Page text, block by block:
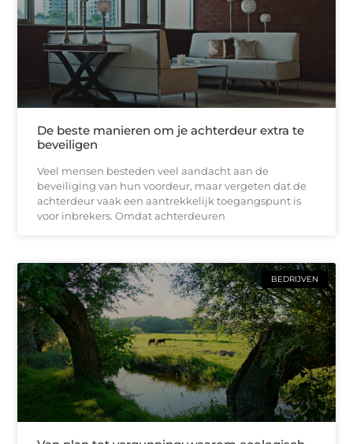
De beste manieren om je achterdeur extra te
beveiligen
Veel mensen besteden veel aandacht aan de
beveiliging van hun voordeur, maar vergeten dat de
achterdeur vaak een aantrekkelijk toegangspunt is
voor inbrekers. Omdat achterdeuren
BEDRIJVEN